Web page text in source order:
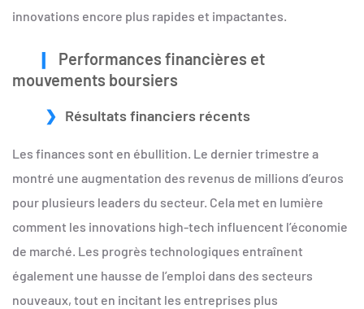
innovations encore plus rapides et impactantes.
Performances financières et
mouvements boursiers
Résultats financiers récents
Les finances sont en ébullition. Le dernier trimestre a
montré une augmentation des revenus de millions d’euros
pour plusieurs leaders du secteur. Cela met en lumière
comment les innovations high-tech influencent l’économie
de marché. Les progrès technologiques entraînent
également une hausse de l’emploi dans des secteurs
nouveaux, tout en incitant les entreprises plus